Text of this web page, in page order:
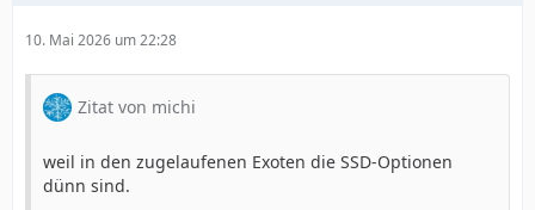
10. Mai 2026 um 22:28
Zitat von michi
weil in den zugelaufenen Exoten die SSD-Optionen
dünn sind.